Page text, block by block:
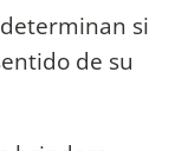
si
de su